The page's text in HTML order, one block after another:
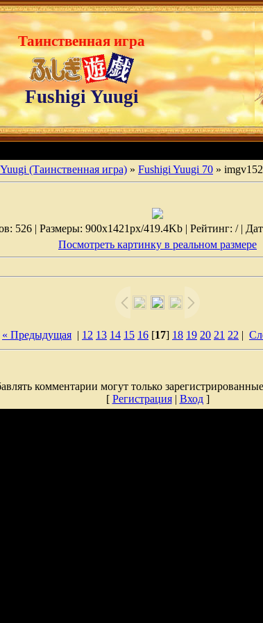
Таинственная игра
Fushigi Yuugi
(Таинственная игра) » Fushigi Yuugi 70 » imgv152
526 | Размеры: 900x1421px/419.4Kb | Рейтинг: / |
Посмотреть картинку в реальном размере
« Предыдущая | 12 13 14 15 16 [17] 18 19 20 21 22 |
комментарии могут только
[ Регистрация| Вход]